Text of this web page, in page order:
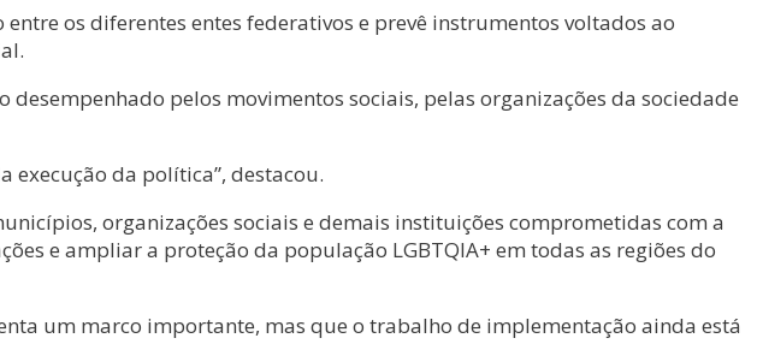
os diferentes entes federativos e prevê instrumentos voltados ao
pelos movimentos sociais, pelas organizações da sociedade
execução da política”, destacou.
organizações sociais e demais instituições comprometidas com a
e ampliar a proteção da população LGBTQIA+ em todas as regiões do
um marco importante, mas que o trabalho de implementação ainda está